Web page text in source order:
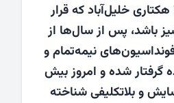
مجموعه ورزشی ۳۲ هکتاری خلیل‌آباد که قرار
باشد، پس از سال‌ها از
نیمه‌تمام و
شده و امروز بیش
و بلاتکلیفی شناخته